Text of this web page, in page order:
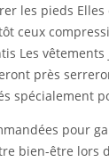
les pieds
ceux
Les
près
spécialement
pour
bien-être lors